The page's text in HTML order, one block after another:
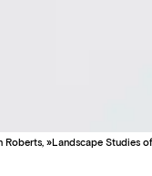
»Landscape Studies